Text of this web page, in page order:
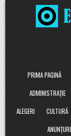
Skip
to
content
PRIMA PAGINĂ
ADMINISTRAȚIE
ALEGERI
CULTURĂ
ANUNȚURI